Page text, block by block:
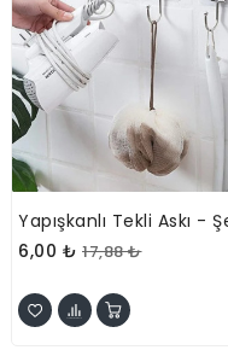
6,00 ₺ 17,88 ₺